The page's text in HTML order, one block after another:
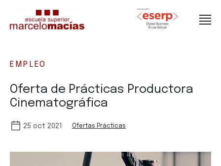
EMPLEO
Oferta de Prácticas Productora
Cinematográfica
25 oct 2021 Ofertas Prácticas